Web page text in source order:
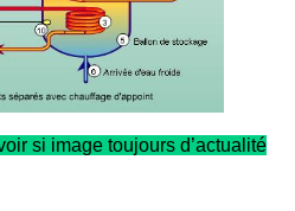
si image toujours d’actualité